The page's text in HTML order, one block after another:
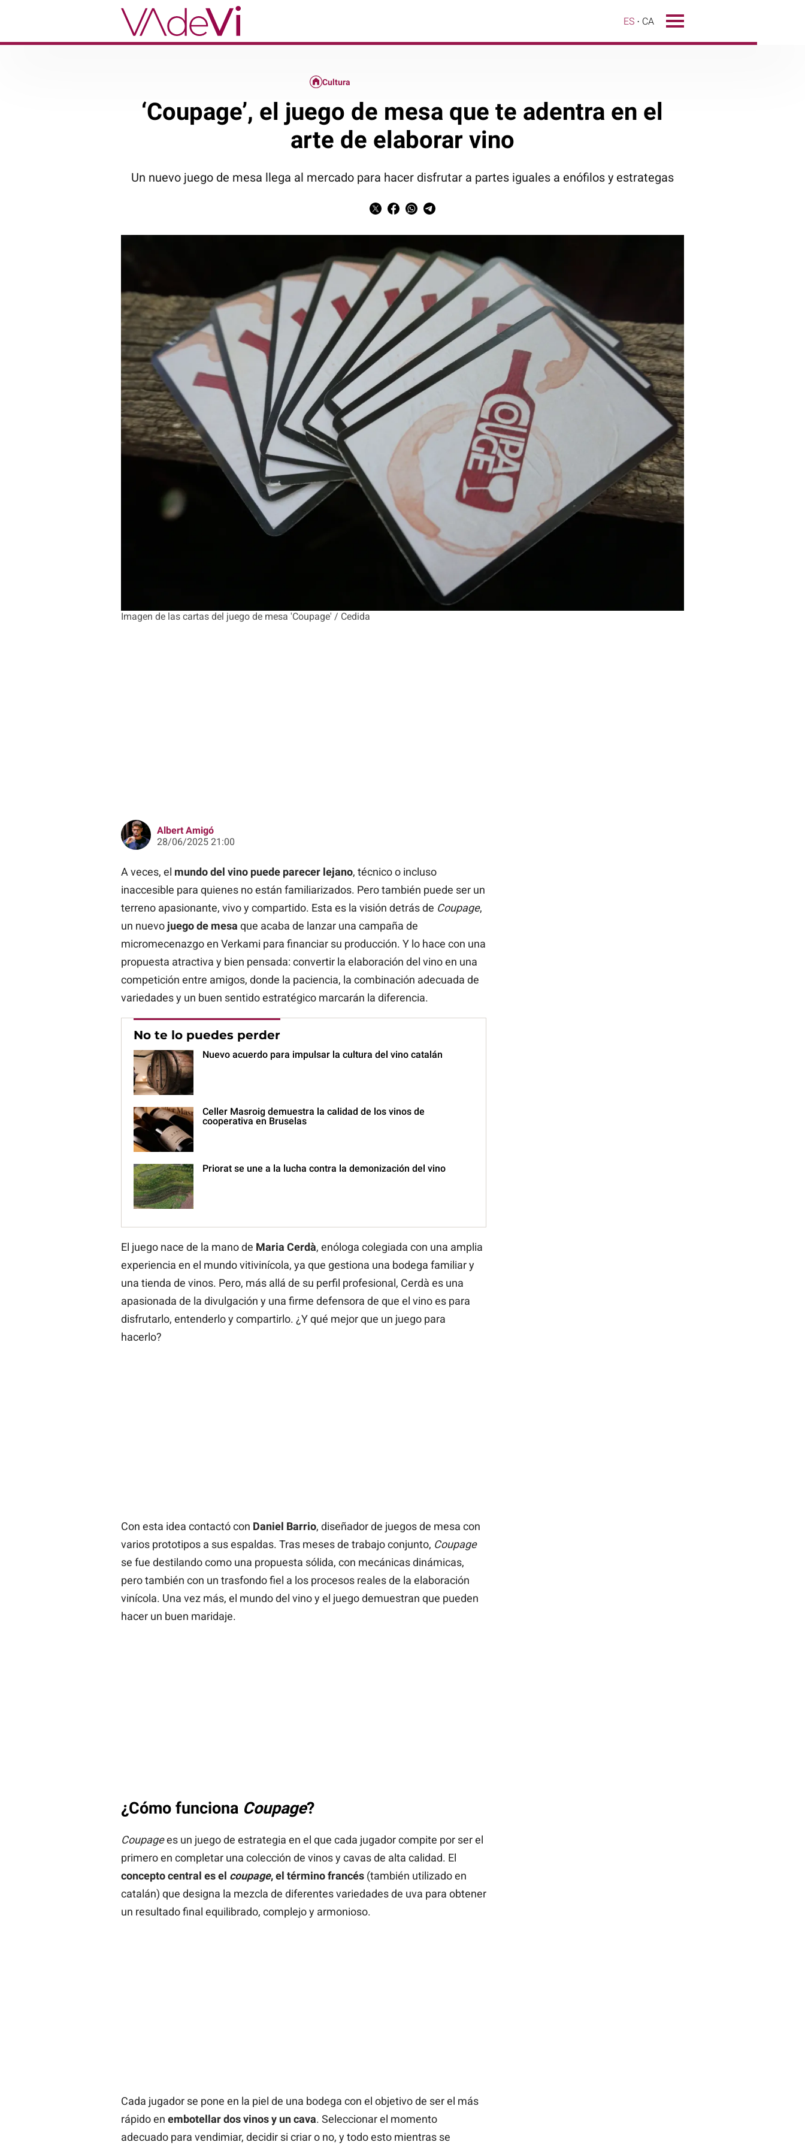
ES CA
Imagen de las cartas del juego de mesa 'Coupage' / Cedida
Cultura
‘Coupage’, el juego de mesa que te adentra en el
arte de elaborar vino
Un nuevo juego de mesa llega al mercado para hacer disfrutar a partes iguales a enófilos y estrategas
Albert Amigó
28/06/2025 21:00
A veces, el mundo del vino puede parecer lejano, técnico o incluso
inaccesible para quienes no están familiarizados. Pero también puede ser un
terreno apasionante, vivo y compartido. Esta es la visión detrás de Coupage,
un nuevo juego de mesa que acaba de lanzar una campaña de
micromecenazgo en Verkami para financiar su producción. Y lo hace con una
propuesta atractiva y bien pensada: convertir la elaboración del vino en una
competición entre amigos, donde la paciencia, la combinación adecuada de
variedades y un buen sentido estratégico marcarán la diferencia.
No te lo puedes perder
Nuevo acuerdo para impulsar la cultura del vino catalán
Celler Masroig demuestra la calidad de los vinos de
cooperativa en Bruselas
Priorat se une a la lucha contra la demonización del vino
El juego nace de la mano de Maria Cerdà, enóloga colegiada con una amplia
experiencia en el mundo vitivinícola, ya que gestiona una bodega familiar y
una tienda de vinos. Pero, más allá de su perfil profesional, Cerdà es una
apasionada de la divulgación y una firme defensora de que el vino es para
disfrutarlo, entenderlo y compartirlo. ¿Y qué mejor que un juego para
hacerlo?
Con esta idea contactó con Daniel Barrio, diseñador de juegos de mesa con
varios prototipos a sus espaldas. Tras meses de trabajo conjunto, Coupage
se fue destilando como una propuesta sólida, con mecánicas dinámicas,
pero también con un trasfondo fiel a los procesos reales de la elaboración
vinícola. Una vez más, el mundo del vino y el juego demuestran que pueden
hacer un buen maridaje.
¿Cómo funciona Coupage?
Coupagees un juego de estrategia en el que cada jugador compite por ser el
primero en completar una colección de vinos y cavas de alta calidad. El
concepto central es el coupage, el término francés(también utilizado en
catalán) que designa la mezcla de diferentes variedades de uva para obtener
un resultado final equilibrado, complejo y armonioso.
Cada jugador se pone en la piel de una bodega con el objetivo de ser el más
rápido en embotellar dos vinos y un cava. Seleccionar el momento
adecuado para vendimiar, decidir si criar o no, y todo esto mientras se